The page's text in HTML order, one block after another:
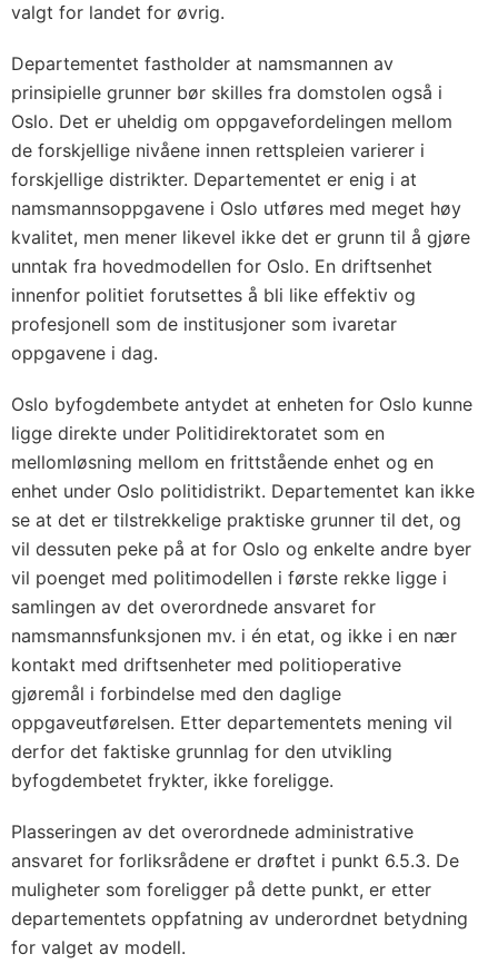
valgt for landet for øvrig.
Departementet fastholder at namsmannen av
prinsipielle grunner bør skilles fra domstolen også i
Oslo. Det er uheldig om oppgavefordelingen mellom
de forskjellige nivåene innen rettspleien varierer i
forskjellige distrikter. Departementet er enig i at
namsmannsoppgavene i Oslo utføres med meget høy
kvalitet, men mener likevel ikke det er grunn til å gjøre
unntak fra hovedmodellen for Oslo. En driftsenhet
innenfor politiet forutsettes å bli like effektiv og
profesjonell som de institusjoner som ivaretar
oppgavene i dag.
Oslo byfogdembete antydet at enheten for Oslo kunne
ligge direkte under Politidirektoratet som en
mellomløsning mellom en frittstående enhet og en
enhet under Oslo politidistrikt. Departementet kan ikke
se at det er tilstrekkelige praktiske grunner til det, og
vil dessuten peke på at for Oslo og enkelte andre byer
vil poenget med politimodellen i første rekke ligge i
samlingen av det overordnede ansvaret for
namsmannsfunksjonen mv. i én etat, og ikke i en nær
kontakt med driftsenheter med politioperative
gjøremål i forbindelse med den daglige
oppgaveutførelsen. Etter departementets mening vil
derfor det faktiske grunnlag for den utvikling
byfogdembetet frykter, ikke foreligge.
Plasseringen av det overordnede administrative
ansvaret for forliksrådene er drøftet i punkt 6.5.3. De
muligheter som foreligger på dette punkt, er etter
departementets oppfatning av underordnet betydning
for valget av modell.